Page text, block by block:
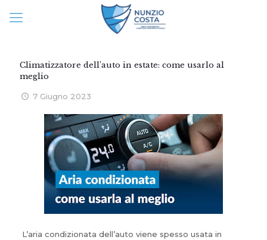
Climatizzatore dell’auto in estate: come usarlo al
meglio
7 Giugno 2023
L’aria condizionata dell’auto viene spesso usata in